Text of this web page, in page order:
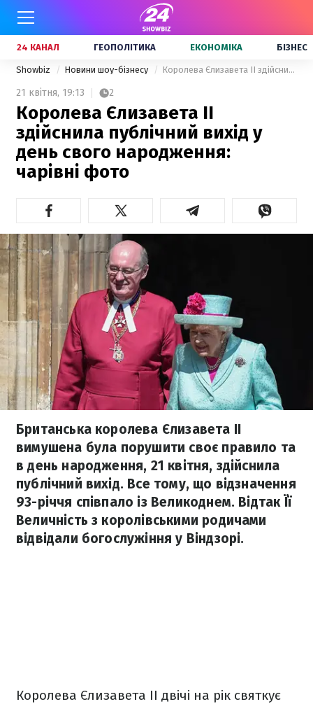
24 КАНАЛ ГЕОПОЛІТИКА ЕКОНОМІКА БІЗНЕС
Showbiz Новини шоу-бізнесу Королева Єлизавета ІІ здійснила публічний вихід у день свого народження: чарівні фото
21 квітня, 19:13 2
Королева Єлизавета ІІ
здійснила публічний вихід у
день свого народження:
чарівні фото
Британська королева Єлизавета ІІ
вимушена була порушити своє правило та
в день народження, 21 квітня, здійснила
публічний вихід. Все тому, що відзначення
93-річчя співпало із Великоднем. Відтак Її
Величність з королівськими родичами
відвідали богослужіння у Віндзорі.
Королева Єлизавета ІІ двічі на рік святкує